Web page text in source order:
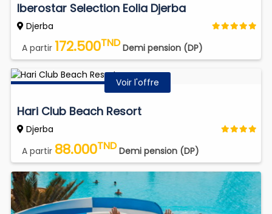
Iberostar Selection Eolia Djerba
Djerba
A partir 172.500TND Demi pension (DP)
Voir l'offre
Hari Club Beach Resort
Djerba
A partir 88.000TND Demi pension (DP)